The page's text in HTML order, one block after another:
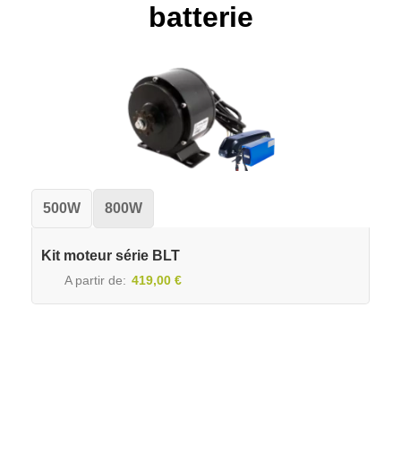
batterie
500W 800W
Kit moteur série BLT
A partir de 419,00 €